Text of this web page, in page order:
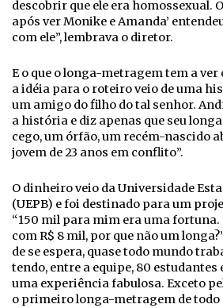
descobrir que ele era homossexual.
após ver Monike e Amanda’
com ele”, lembrava o diretor.
E o que o longa-metragem tem a ver
a idéia para o roteiro veio de uma
um amigo do filho do tal senhor.
a história e diz apenas que seu
cego, um órfão, um recém-nascido
jovem de 23 anos em conflito”.
O dinheiro veio da Universidade
(UEPB) e foi destinado para um
“150 mil para mim era uma fortuna.
com R$ 8 mil, por que não um
de se espera, quase todo mundo
tendo, entre a equipe, 80
uma experiência fabulosa. Exceto
o primeiro longa-metragem de todo